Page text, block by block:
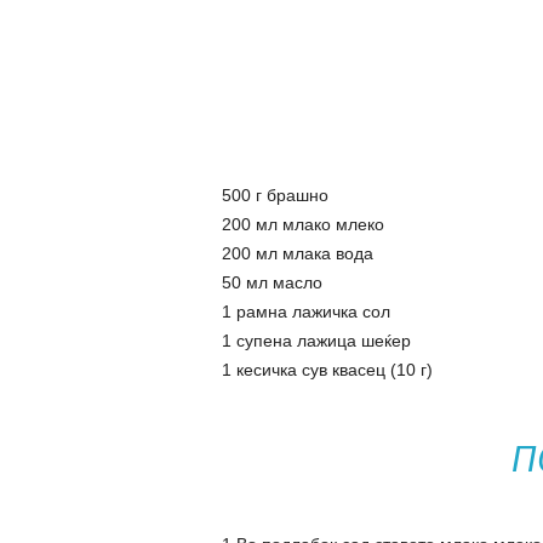
500 г брашно
200 мл млако млеко
200 мл млака вода
50 мл масло
1 рамна лажичка сол
1 супена лажица шеќер
1 кесичка сув квасец (10 г)